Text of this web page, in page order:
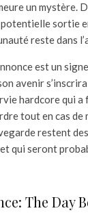
un mystère.
sortie
reste dans
est un
avenir
hardcore qui a
tout en cas de
restent
qui seront
The Day